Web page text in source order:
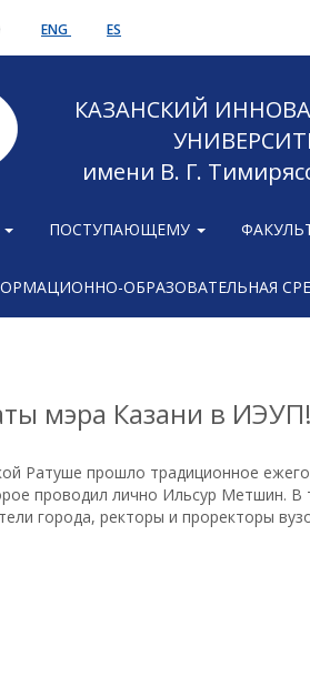
ENG ES
КАЗАНСКИЙ
имени В. Г.
ПОСТУПАЮЩЕМУ
ОБРАЗОВАТЕЛЬНАЯ
мэра Казани в
Ратуше прошло традиционное
проводил лично Ильсур Метшин.
города, ректоры и проректоры